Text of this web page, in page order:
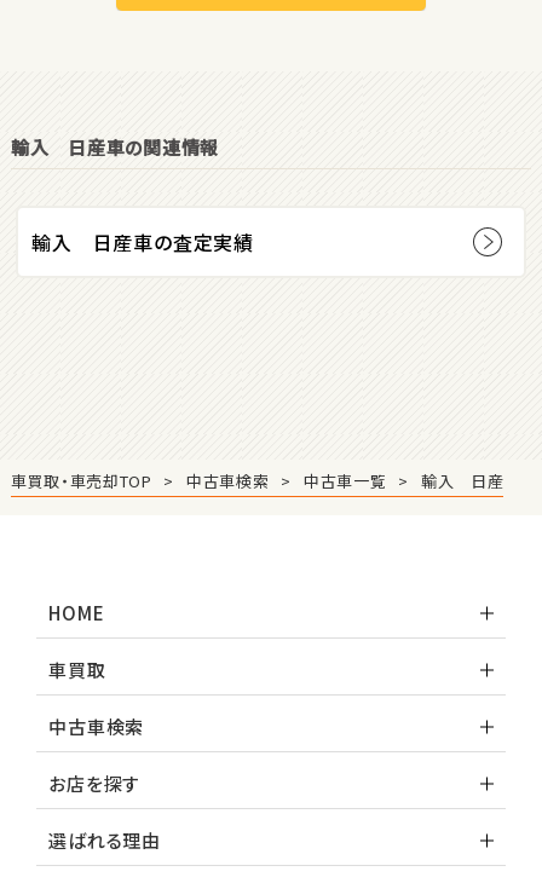
ダイハツ
位
ステーションワゴン
レヴォーグ
輸入 日産車の関連情報
輸入 日産車の査定実績
車買取・車売却TOP 中古車検索 中古車一覧 輸入 日産
HOME
車買取
中古車検索
お店を探す
選ばれる理由